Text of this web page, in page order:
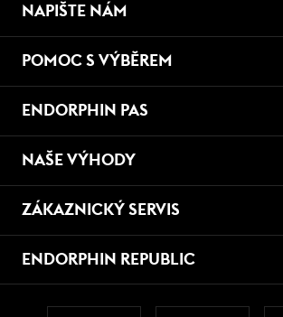
NAPIŠTE NÁM
POMOC S VÝBĚREM
ENDORPHIN PAS
NAŠE VÝHODY
ZÁKAZNICKÝ SERVIS
ENDORPHIN REPUBLIC